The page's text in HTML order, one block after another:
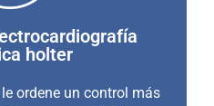
holter
ordene un control más